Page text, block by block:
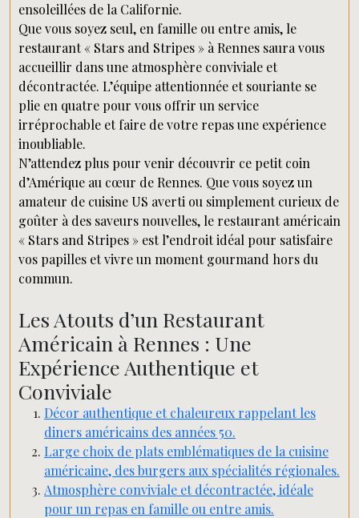
ensoleillées de la Californie.
Que vous soyez seul, en famille ou entre amis, le
restaurant « Stars and Stripes » à Rennes saura vous
accueillir dans une atmosphère conviviale et
décontractée. L’équipe attentionnée et souriante se
plie en quatre pour vous offrir un service
irréprochable et faire de votre repas une expérience
inoubliable.
N’attendez plus pour venir découvrir ce petit coin
d’Amérique au cœur de Rennes. Que vous soyez un
amateur de cuisine US averti ou simplement curieux de
goûter à des saveurs nouvelles, le restaurant américain
« Stars and Stripes » est l’endroit idéal pour satisfaire
vos papilles et vivre un moment gourmand hors du
commun.
Les Atouts d’un Restaurant
Américain à Rennes : Une
Expérience Authentique et
Conviviale
Décor authentique et chaleureux rappelant les
diners américains des années 50.
Large choix de plats emblématiques de la cuisine
américaine, des burgers aux spécialités régionales.
Atmosphère conviviale et décontractée, idéale
pour un repas en famille ou entre amis.